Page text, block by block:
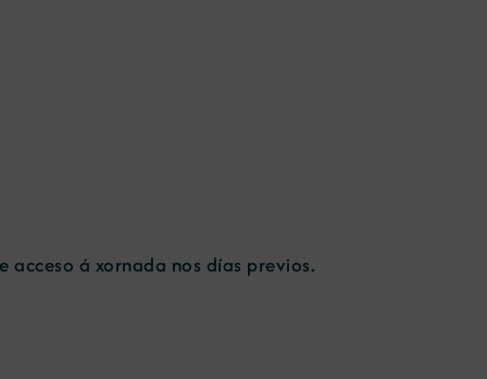
acceso á xornada nos días previos.